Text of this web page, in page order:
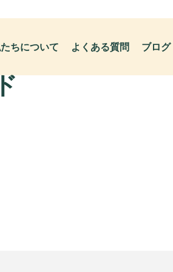
ちについて よくある質問 ブログ